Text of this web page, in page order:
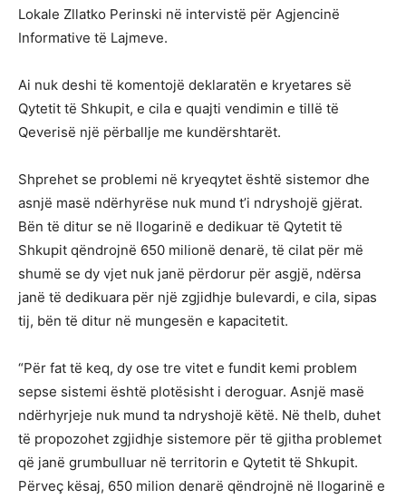
Lokale Zllatko Perinski në intervistë për Agjencinë
Informative të Lajmeve.
Ai nuk deshi të komentojë deklaratën e kryetares së
Qytetit të Shkupit, e cila e quajti vendimin e tillë të
Qeverisë një përballje me kundërshtarët.
Shprehet se problemi në kryeqytet është sistemor dhe
asnjë masë ndërhyrëse nuk mund t’i ndryshojë gjërat.
Bën të ditur se në llogarinë e dedikuar të Qytetit të
Shkupit qëndrojnë 650 milionë denarë, të cilat për më
shumë se dy vjet nuk janë përdorur për asgjë, ndërsa
janë të dedikuara për një zgjidhje bulevardi, e cila, sipas
tij, bën të ditur në mungesën e kapacitetit.
“Për fat të keq, dy ose tre vitet e fundit kemi problem
sepse sistemi është plotësisht i deroguar. Asnjë masë
ndërhyrjeje nuk mund ta ndryshojë këtë. Në thelb, duhet
të propozohet zgjidhje sistemore për të gjitha problemet
që janë grumbulluar në territorin e Qytetit të Shkupit.
Përveç kësaj, 650 milion denarë qëndrojnë në llogarinë e